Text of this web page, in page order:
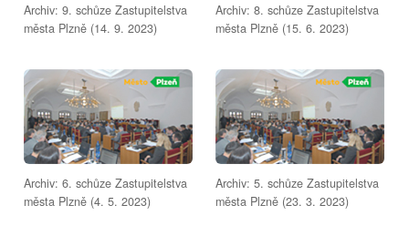
Archiv: 9. schůze Zastupitelstva
města Plzně (14. 9. 2023)
Archiv: 8. schůze Zastupitelstva
města Plzně (15. 6. 2023)
Archiv: 6. schůze Zastupitelstva
města Plzně (4. 5. 2023)
Archiv: 5. schůze Zastupitelstva
města Plzně (23. 3. 2023)